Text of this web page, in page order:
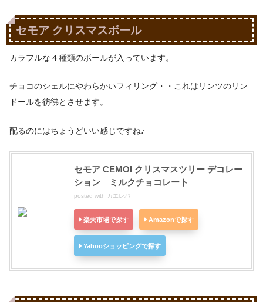
セモア クリスマスボール
カラフルな４種類のボールが入っています。
チョコのシェルにやわらかいフィリング・・これはリンツのリン
ドールを彷彿とさせます。
配るのにはちょうどいい感じですね♪
セモア CEMOI クリスマスツリー デコレー
ション ミルクチョコレート
posted with カエレバ
楽天市場で探す Amazonで探す
Yahooショッピングで探す